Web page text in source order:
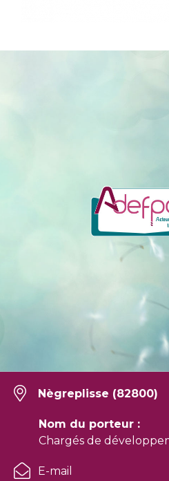
Nègreplisse (82800)
Nom du porteur :
Chargés de
E-mail